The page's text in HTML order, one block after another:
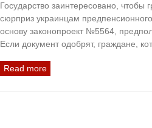
Государство заинтересовано, чтобы
сюрприз украинцам
основу законопроект №5564,
Если документ одобрят, граждане,
Read more